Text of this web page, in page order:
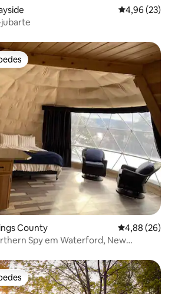
4,96 de uma
4,96 (23)
jubarte
County 4,88 de uma
4,88 (26)
Spy em Waterford, New